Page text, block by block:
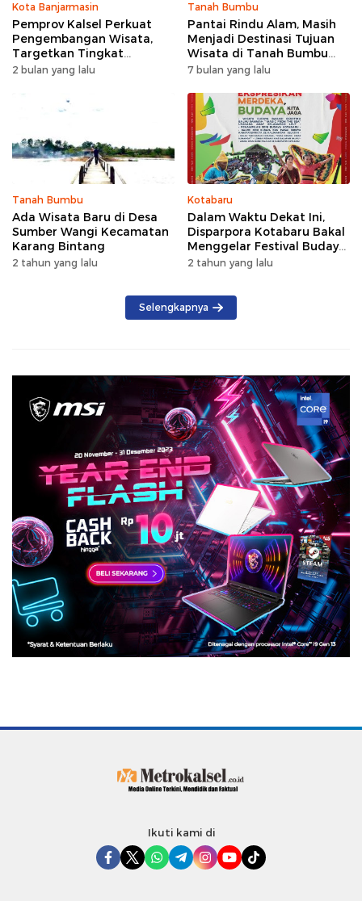
Kota Banjarmasin
Pemprov Kalsel Perkuat
Pengembangan Wisata,
Targetkan Tingkat
Kunjungan Naik 5 Persen di
2 bulan yang lalu
Tanah Bumbu
Pantai Rindu Alam, Masih
Menjadi Destinasi Tujuan
Wisata di Tanah Bumbu
dengan Rindangnya Pohon
7 bulan yang lalu
Tanah Bumbu
Ada Wisata Baru di Desa
Sumber Wangi Kecamatan
Karang Bintang
2 tahun yang lalu
Kotabaru
Dalam Waktu Dekat Ini,
Disparpora Kotabaru Bakal
Menggelar Festival Budaya
Saijaan 2024
2 tahun yang lalu
Selengkapnya
Ikuti kami di